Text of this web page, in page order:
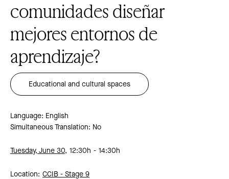
comunidades diseñar
mejores entornos de
aprendizaje?
Educational and cultural spaces
Language: English
Simultaneous Translation: No
Tuesday, June 30, 12:30h 14:30h
Location: CCIB - Stage 9